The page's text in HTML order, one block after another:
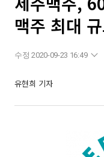
맥주 최대
수정 2020-09-23 16:49
유현희 기자